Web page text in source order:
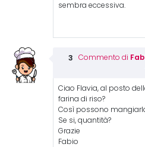
sembra eccessiva.
Commento di
Ciao Flavia, al posto
farina di riso?
Così possono
Se si, quantità?
Grazie
Fabio